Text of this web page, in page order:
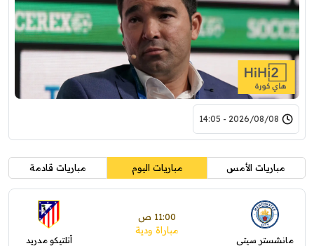
2026/08/08 - 14:05
مباريات الأمس مباريات اليوم مباريات قادمة
مانشستر سيتي
11:00 ص
مباراة ودية
أتلتيكو مدريد